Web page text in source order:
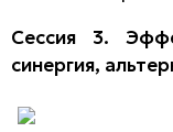
Сессия 3.
синергия,